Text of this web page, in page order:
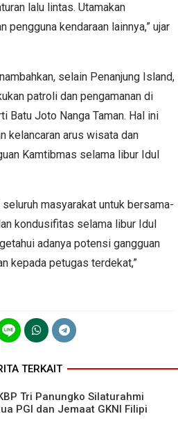
lalu lintas. Utamakan
kendaraan lainnya,” ujar
selain Penanjung Island,
patroli dan pengamanan di
Batu Joto Nanga Taman. Hal ini
kelancaran arus wisata dan
Kamtibmas selama libur Idul
masyarakat untuk bersama-
kondusifitas selama libur Idul
adanya potensi gangguan
kepada petugas terdekat,”
TERKAIT
Tri Panungko Silaturahmi
PGI dan Jemaat GKNI Filipi